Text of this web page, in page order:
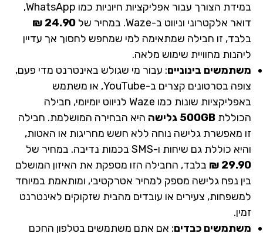
במידת הצורך עבור אפליקציות חיוניות כמו WhatsApp,
דואר אלקטרוני וניווט ב-Waze. במחיר של
24.90 ₪
בלבד, זו חבילה שמתאימה למי שמחפש לחסוך אך עדיין
ליהנות מחוויית שימוש מלאה.
משתמשים בינוניים: עבור מי שגולש באינטרנט מדי פעם,
צופה בסרטונים קצרים ב-YouTube, או משתמש
באפליקציות שונות כמו Waze לניווט יומיומי, חבילה
הכוללת 500GB גלישה
היא הבחירה המושלמת. חבילה
זו מאפשרת גלישה נוחה ללא חשש מחריגות או האטות,
והיא כוללת גם שיחות ו-SMS בכמות נדיבה. במחיר של
29.90 ₪
בלבד, החבילה הזו מספקת את האיזון המושלם
בין נפח גלישה מספק למחיר אטרקטיבי, ומותאמת במיוחד
למשפחות, צעירים או עובדים מהבית שזקוקים לאינטרנט
זמין.
משתמשים כבדים: אם אתם משתמשים בטלפון החכם